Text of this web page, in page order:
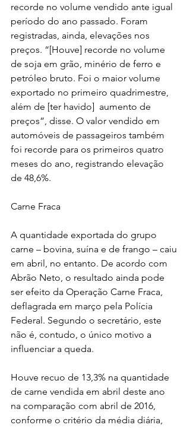
recorde no volume vendido ante igual
período do ano passado. Foram
registradas, ainda, elevações nos
preços. “[Houve] recorde no volume
de soja em grão, minério de ferro e
petróleo bruto. Foi o maior volume
exportado no primeiro quadrimestre,
além de [ter havido]  aumento de
preços”, disse. O valor vendido em
automóveis de passageiros também
foi recorde para os primeiros quatro
meses do ano, registrando elevação
de 48,6%.
Carne Fraca
A quantidade exportada do grupo
carne – bovina, suína e de frango – caiu
em abril, no entanto. De acordo com
Abrão Neto, o resultado ainda pode
ser efeito da Operação Carne Fraca,
deflagrada em março pela Polícia
Federal. Segundo o secretário, este
não é, contudo, o único motivo a
influenciar a queda.
Houve recuo de 13,3% na quantidade
de carne vendida em abril deste ano
na comparação com abril de 2016,
conforme o critério da média diária,